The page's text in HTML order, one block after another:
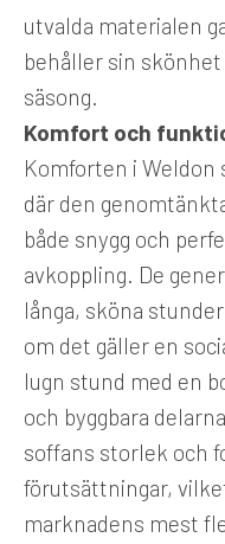
utvalda materialen
behåller sin
säsong.
Komfort och
Komforten i Weldon
där den
både snygg och
avkoppling. De
långa, sköna
om det gäller en
lugn stund med en
och byggbara
soffans storlek och
förutsättningar,
marknadens mest